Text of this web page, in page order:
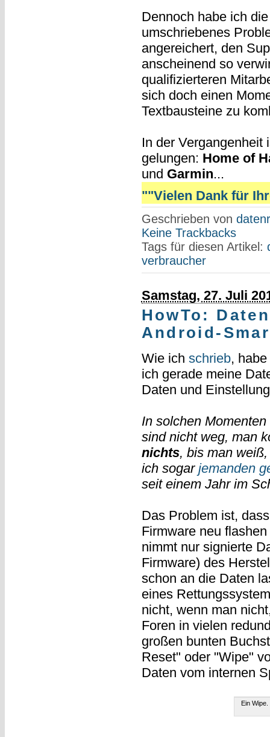
Dennoch habe ich
umschriebenes
angereichert, den
anscheinend so
qualifizierteren
sich doch einen
Textbausteine zu
In der Vergangenheit
gelungen: Home of
und Garmin...
""Vielen Dank für
Geschrieben von
Keine Trackbacks
Tags für diesen Artikel:
verbraucher
Samstag, 27. Juli
HowTo:
Android-
Wie ich schrieb,
ich gerade meine
Daten und
In solchen
sind nicht weg, man
nichts, bis man
ich sogar jemanden
seit einem Jahr im
Das Problem ist,
Firmware neu
nimmt nur signierte
Firmware) des
schon an die Daten
eines
nicht, wenn man
Foren in vielen
großen bunten
Reset" oder "Wipe"
Daten vom internen
Ein